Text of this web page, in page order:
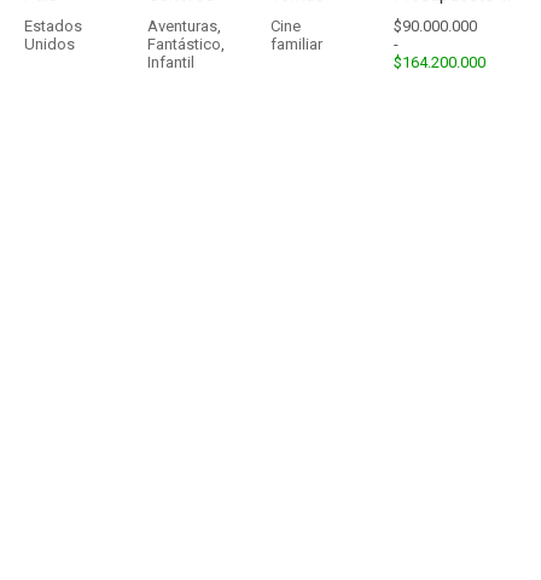
Estados
Unidos
Aventuras,
Fantástico,
Infantil
Cine
familiar
$90.000.000
-
$164.200.000